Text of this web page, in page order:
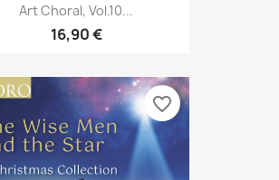
Art Choral, Vol.10...
16,90 €
favorite_border